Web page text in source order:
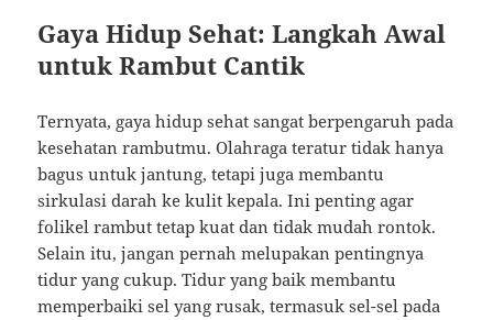
Gaya Hidup Sehat: Langkah Awal
untuk Rambut Cantik
Ternyata, gaya hidup sehat sangat berpengaruh pada
kesehatan rambutmu. Olahraga teratur tidak hanya
bagus untuk jantung, tetapi juga membantu
sirkulasi darah ke kulit kepala. Ini penting agar
folikel rambut tetap kuat dan tidak mudah rontok.
Selain itu, jangan pernah melupakan pentingnya
tidur yang cukup. Tidur yang baik membantu
memperbaiki sel yang rusak, termasuk sel-sel pada